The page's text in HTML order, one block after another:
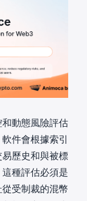
動態風險評估
件會根據索引
歷史和與被標
種評估必須是
受制裁的混幣